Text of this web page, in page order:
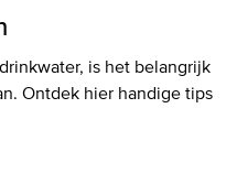
is het belangrijk
Ontdek hier handige tips